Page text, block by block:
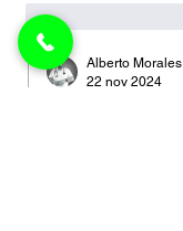
Me gusta
Alberto Morales
22 nov 2024